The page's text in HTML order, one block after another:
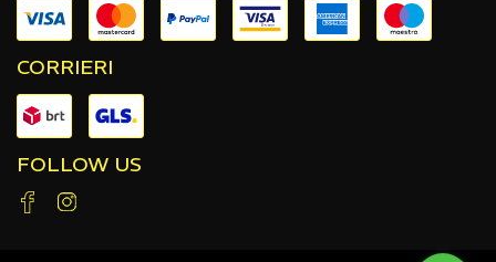
CORRIERI
FOLLOW US